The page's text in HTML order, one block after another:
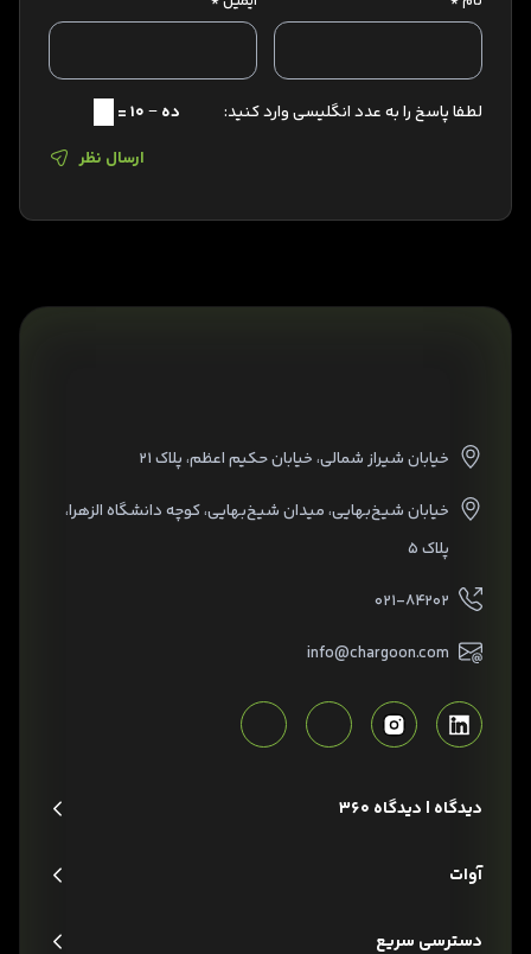
لطفا پاسخ را به عدد انگلیسی وارد کنید:
ده − 10 =
ارسال نظر
خیابان شیراز شمالی، خیابان حکیم اعظم، پلاک ۲۱
خیابان شیخ‌بهایی، میدان شیخ‌بهایی، کوچه دانشگاه الزهرا،
پلاک ۵
۰۲۱-۸۴۲۰۲
info@chargoon.com
دیدگاه | دیدگاه 360
آوات
دسترسی سریع